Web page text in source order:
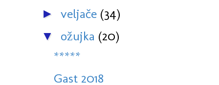
► veljače (34)
▼ ožujka (20)
*****
Gast 2018